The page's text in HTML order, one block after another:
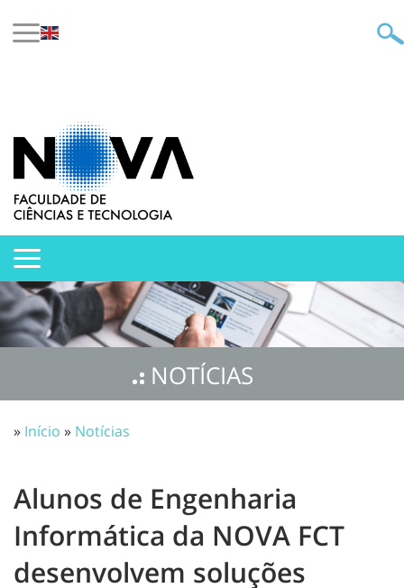
NOTÍCIAS
» Início » Notícias
Alunos de Engenharia
Informática da NOVA FCT
desenvolvem soluções